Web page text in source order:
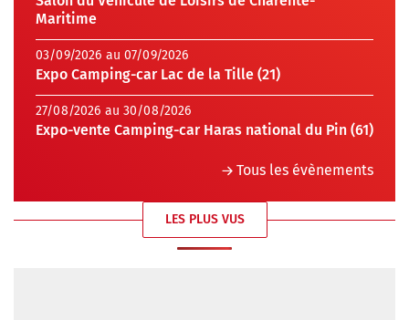
Maritime
03/09/2026 au 07/09/2026
Expo Camping-car Lac de la Tille (21)
27/08/2026 au 30/08/2026
Expo-vente Camping-car Haras national du Pin (61)
Tous les évènements
LES PLUS VUS